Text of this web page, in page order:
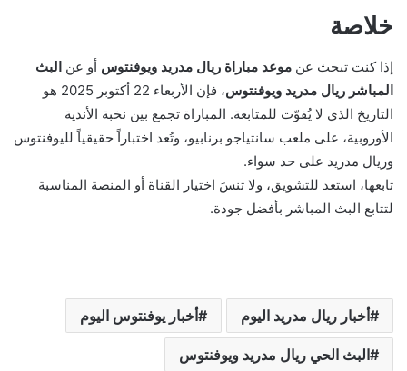
خلاصة
إذا كنت تبحث عن موعد مباراة ريال مدريد ويوفنتوس أو عن البث
المباشر ريال مدريد ويوفنتوس
، فإن الأربعاء 22 أكتوبر 2025 هو
التاريخ الذي لا يُفوّت للمتابعة. المباراة تجمع بين نخبة الأندية
الأوروبية، على ملعب سانتياجو برنابيو، وتُعد اختباراً حقيقياً لليوفنتوس
وريال مدريد على حد سواء.
تابعها، استعد للتشويق، ولا تنسَ اختيار القناة أو المنصة المناسبة
لتتابع البث المباشر بأفضل جودة.
أخبار ريال مدريد اليوم أخبار يوفنتوس اليوم
البث الحي ريال مدريد ويوفنتوس